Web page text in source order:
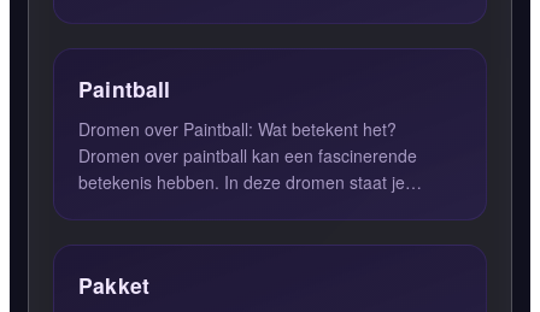
Paintball
Dromen over Paintball: Wat betekent het?
Dromen over paintball kan een fascinerende
betekenis hebben. In deze dromen staat je
Pakket